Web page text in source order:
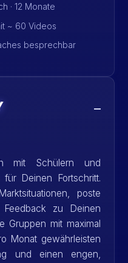
· 12 Monate
~ 60 Videos
besprechbar
mit Schülern und
Deinen Fortschritt.
poste
zu Deinen
Gruppen mit maximal
Monat gewährleisten
und einen engen,